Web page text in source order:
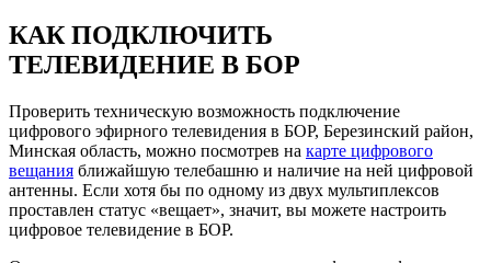
КАК ПОДКЛЮЧИТЬ
ТЕЛЕВИДЕНИЕ В БОР
Проверить техническую возможность подключение
цифрового эфирного телевидения в БОР, Березинский район,
Минская область, можно посмотрев на карте цифрового
вещания ближайшую телебашню и наличие на ней цифровой
антенны. Если хотя бы по одному из двух мультиплексов
проставлен статус «вещает», значит, вы можете настроить
цифровое телевидение в БОР.